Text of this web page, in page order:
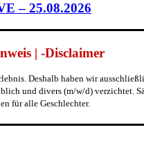
– 25.08.2026
| -Disclaimer
Deshalb haben wir
und divers (m/w/d) verzichtet.
für alle Geschlechter.